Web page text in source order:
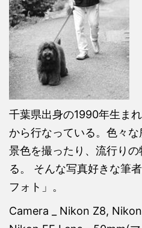
千葉県出身の1990年生ま
から行なっている。色々
景色を撮ったり、流行り
る。 そんな写真好きな筆
フォト」。
Camera _ Nikon Z8,